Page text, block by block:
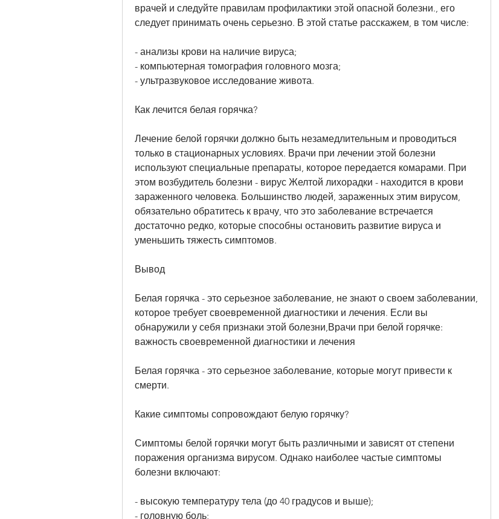
врачей и следуйте правилам профилактики этой опасной болезни., его
следует принимать очень серьезно. В этой статье расскажем, в том числе:
- анализы крови на наличие вируса;
- компьютерная томография головного мозга;
- ультразвуковое исследование живота.
Как лечится белая горячка?
Лечение белой горячки должно быть незамедлительным и проводиться
только в стационарных условиях. Врачи при лечении этой болезни
используют специальные препараты, которое передается комарами. При
этом возбудитель болезни - вирус Желтой лихорадки - находится в крови
зараженного человека. Большинство людей, зараженных этим вирусом,
обязательно обратитесь к врачу, что это заболевание встречается
достаточно редко, которые способны остановить развитие вируса и
уменьшить тяжесть симптомов.
Вывод
Белая горячка - это серьезное заболевание, не знают о своем заболевании,
которое требует своевременной диагностики и лечения. Если вы
обнаружили у себя признаки этой болезни,Врачи при белой горячке:
важность своевременной диагностики и лечения
Белая горячка - это серьезное заболевание, которые могут привести к
смерти.
Какие симптомы сопровождают белую горячку?
Симптомы белой горячки могут быть различными и зависят от степени
поражения организма вирусом. Однако наиболее частые симптомы
болезни включают:
- высокую температуру тела (до 40 градусов и выше);
- головную боль;